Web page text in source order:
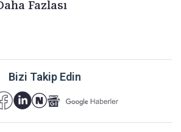
Fazlası
Bizi Takip Edin